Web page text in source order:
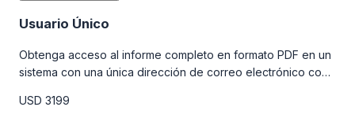
Usuario Único
Obtenga acceso al informe completo en formato PDF en un
sistema con una única dirección de correo electrónico con
la tabla de precios a continuación.
USD 3199